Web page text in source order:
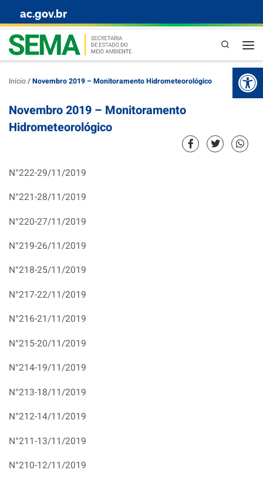
Skip to content
ac.gov.br
Pesquisa
Início/Novembro 2019 – Monitoramento Hidrometeorológico
Novembro 2019 – Monitoramento
Hidrometeorológico
N°222-29/11/2019
N°221-28/11/2019
N°220-27/11/2019
N°219-26/11/2019
N°218-25/11/2019
N°217-22/11/2019
N°216-21/11/2019
N°215-20/11/2019
N°214-19/11/2019
N°213-18/11/2019
N°212-14/11/2019
N°211-13/11/2019
N°210-12/11/2019